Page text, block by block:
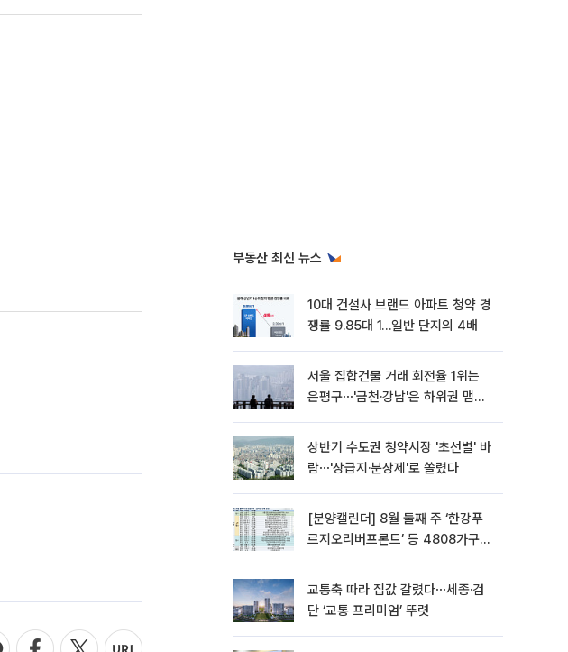
부동산 최신 뉴스
10대 건설사 브랜드 아파트 청약 경
쟁률 9.85대 1…일반 단지의 4배
서울 집합건물 거래 회전율 1위는
은평구⋯'금천·강남'은 하위권 맴돌
상반기 수도권 청약시장 '초선별' 바
람⋯'상급지·분상제'로 쏠렸다
[분양캘린더] 8월 둘째 주 ‘한강푸
르지오리버프론트’ 등 4808가구
교통축 따라 집값 갈렸다⋯세종·검
단 ‘교통 프리미엄’ 뚜렷